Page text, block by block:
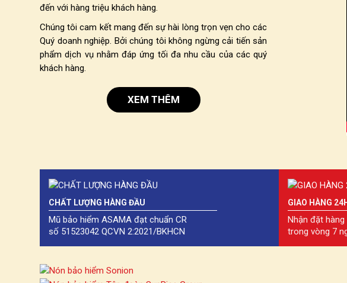
đến với hàng triệu khách hàng.
Chúng tôi cam kết mang đến sự hài lòng trọn vẹn cho các
Quý doanh nghiệp. Bởi chúng tôi không ngừng cải tiến sản
phẩm dịch vụ nhằm đáp ứng tối đa nhu cầu của các quý
khách hàng.
XEM THÊM
CHẤT LƯỢNG HÀNG ĐẦU
Mũ bảo hiểm ASAMA đạt chuẩn CR
số 51523042 QCVN 2:2021/BKHCN
GIAO HÀNG 24H
Nhận đặt
trong vòng 7